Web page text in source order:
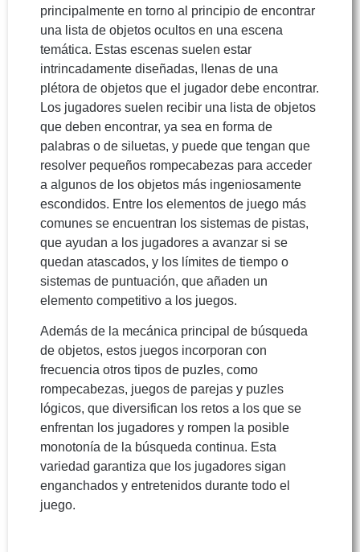
principalmente en torno al principio de encontrar
una lista de objetos ocultos en una escena
temática. Estas escenas suelen estar
intrincadamente diseñadas, llenas de una
plétora de objetos que el jugador debe encontrar.
Los jugadores suelen recibir una lista de objetos
que deben encontrar, ya sea en forma de
palabras o de siluetas, y puede que tengan que
resolver pequeños rompecabezas para acceder
a algunos de los objetos más ingeniosamente
escondidos. Entre los elementos de juego más
comunes se encuentran los sistemas de pistas,
que ayudan a los jugadores a avanzar si se
quedan atascados, y los límites de tiempo o
sistemas de puntuación, que añaden un
elemento competitivo a los juegos.
Además de la mecánica principal de búsqueda
de objetos, estos juegos incorporan con
frecuencia otros tipos de puzles, como
rompecabezas, juegos de parejas y puzles
lógicos, que diversifican los retos a los que se
enfrentan los jugadores y rompen la posible
monotonía de la búsqueda continua. Esta
variedad garantiza que los jugadores sigan
enganchados y entretenidos durante todo el
juego.